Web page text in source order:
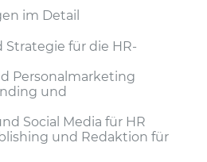
im Detail
Strategie für die HR-
Personalmarketing
und
Social Media für HR
und Redaktion für